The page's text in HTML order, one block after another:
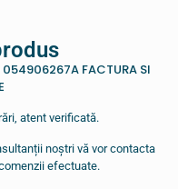
054906267A FACTURA SI
atent verificată.
noștri vă vor contacta
efectuate.